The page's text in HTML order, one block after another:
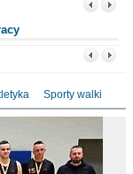
Sporty walki